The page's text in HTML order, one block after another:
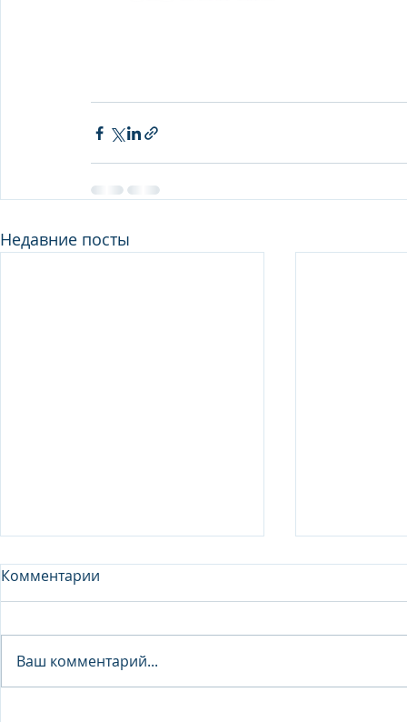
Недавние посты
Комментарии
Ваш комментарий...